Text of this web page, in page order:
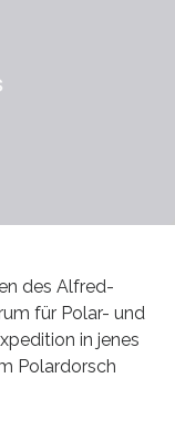
des Alfred-
für Polar- und
in jenes
Polardorsch